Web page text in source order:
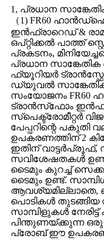
1, പ്രധാന
（1) FR60
ഇൻഫ്രാറെഡ് &
ഒപ്റ്റിക്കൽ പാത്ത്
പ്രകടനം,
പ്രധാന സാങ്കേതിക
ഫ്യൂറിയർ
ഡ്യുവൽ
സംയോജനം
ട്രാൻസ്‌ഫോം
സ്പെക്ട്രോമീറ്റർ
പേപ്പറിന്റെ പകുതി
ഉപകരണത്തിന് 2
ഇതിന്
സവിശേഷതകൾ ഉണ്ട്,
ടൈമും കുറച്ച്
ടൈമും ഉണ്ട്. സാമ്പിൾ
ആവശ്യമില്ലാതെ,
പൊടികൾ തുടങ്ങിയ
സാമ്പിളുകൾ
പിന്തുണയ്ക്കുന്ന ഒരു
പ്രോബ് ഈ